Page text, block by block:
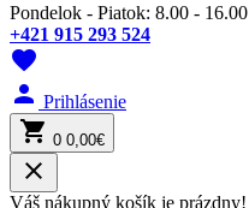
Pondelok - Piatok: 8.00 - 16.00
+421 915 293 524
favorite
person Prihlásenie
shopping_cart 0 0,00€
close
Váš nákupný košík je prázdny!